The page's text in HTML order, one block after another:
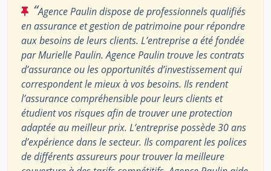
“Agence Paulin dispose de professionnels qualifiés
en assurance et gestion de patrimoine pour répondre
aux besoins de leurs clients. L’entreprise a été fondée
par Murielle Paulin. Agence Paulin trouve les contrats
d’assurance ou les opportunités d’investissement qui
correspondent le mieux à vos besoins. Ils rendent
l’assurance compréhensible pour leurs clients et
étudient vos risques afin de trouver une protection
adaptée au meilleur prix. L’entreprise possède 30 ans
d’expérience dans le secteur. Ils comparent les polices
de différents assureurs pour trouver la meilleure